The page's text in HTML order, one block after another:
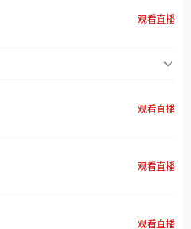
观看直播
观看直播
观看直播
观看直播